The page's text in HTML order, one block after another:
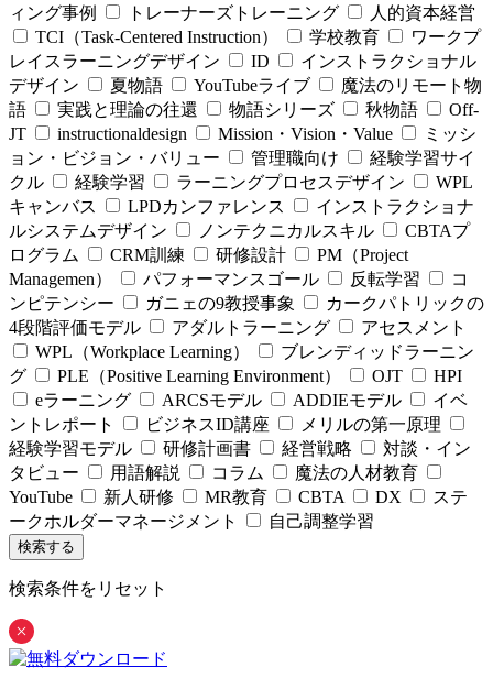
ィング事例
トレーナーズトレーニング
人的資本経営
TCI（Task-Centered Instruction）
学校教育
ワークプ
レイスラーニングデザイン
ID
インストラクショナル
デザイン
夏物語 YouTubeライブ
魔法のリモート物
語
実践と理論の往還 物語シリーズ 秋物語
Off-
JT
instructionaldesign Mission・Vision・Value
ミッシ
ョン・ビジョン・バリュー
管理職向け
経験学習サイ
クル
経験学習 ラーニングプロセスデザイン
WPL
キャンバス
LPDカンファレンス
インストラクショナ
ルシステムデザイン
ノンテクニカルスキル
CBTAプ
ログラム
CRM訓練 研修設計
PM（Project
Managemen）
パフォーマンスゴール 反転学習
コ
ンピテンシー
ガニェの9教授事象
カークパトリックの
4段階評価モデル
アダルトラーニング
アセスメント
WPL（Workplace Learning）
ブレンディッドラーニン
グ
PLE（Positive Learning Environment） OJT
HPI
eラーニング
ARCSモデル ADDIEモデル
イベ
ントレポート
ビジネスID講座
メリルの第一原理
経験学習モデル
研修計画書 経営戦略
対談・イン
タビュー
用語解説 コラム
魔法の人材教育
YouTube
新人研修 MR教育 CBTA DX
ステ
ークホルダーマネージメント
自己調整学習
検索条件をリセット